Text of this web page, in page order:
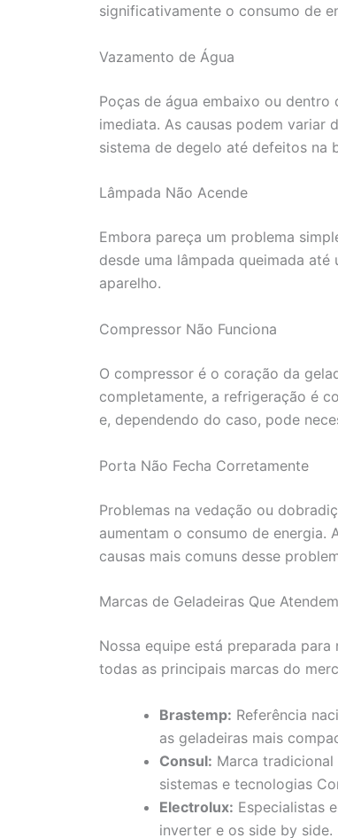
significativamente o consumo de
Vazamento de Água
Poças de água embaixo ou
imediata. As causas podem variar
sistema de degelo até defeitos na
Lâmpada Não Acende
Embora pareça um problema
desde uma lâmpada queimada
aparelho.
Compressor Não Funciona
O compressor é o coração da
completamente, a refrigeração é
e, dependendo do caso, pode
Porta Não Fecha Corretamente
Problemas na vedação ou
aumentam o consumo de energia.
causas mais comuns desse
Marcas de Geladeiras Que
Nossa equipe está preparada para
todas as principais marcas do
Brastemp: Referência
as geladeiras mais
Consul: Marca
sistemas e tecnologias
Electrolux: Especialistas
inverter e os side by side.